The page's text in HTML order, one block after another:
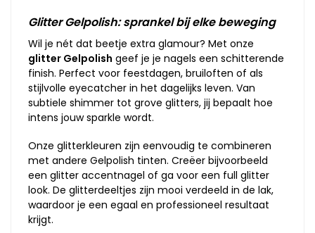
Glitter Gelpolish: sprankel bij elke beweging
Wil je nét dat beetje extra glamour? Met onze
glitter Gelpolish geef je je nagels een schitterende
finish. Perfect voor feestdagen, bruiloften of als
stijlvolle eyecatcher in het dagelijks leven. Van
subtiele shimmer tot grove glitters, jij bepaalt hoe
intens jouw sparkle wordt.
Onze glitterkleuren zijn eenvoudig te combineren
met andere Gelpolish tinten. Creëer bijvoorbeeld
een glitter accentnagel of ga voor een full glitter
look. De glitterdeeltjes zijn mooi verdeeld in de lak,
waardoor je een egaal en professioneel resultaat
krijgt.